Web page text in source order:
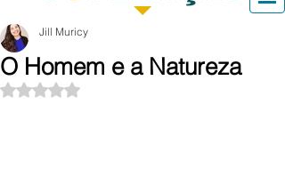
O Homem e a Natureza
Jill Muricy
Avaliado com NaN de 5 estrelas.